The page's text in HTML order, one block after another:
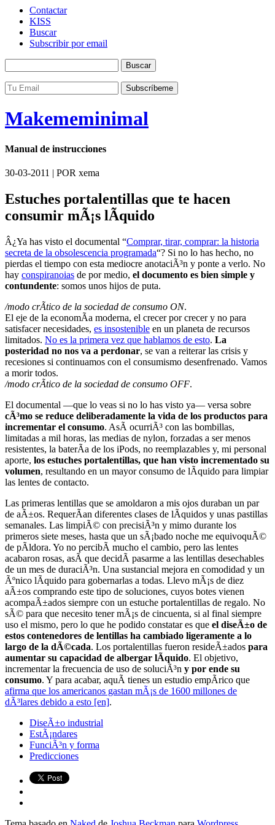
Contactar
KISS
Buscar
Subscribir por email
Makememinimal
Manual de instrucciones
30-03-2011 | POR xema
Estuches portalentillas que te hacen
consumir mÃ¡s lÃ­quido
Â¿Ya has visto el documental “Comprar, tirar, comprar: la historia
secreta de la obsolescencia programada“? Si no lo has hecho, no
pierdas el tiempo con esta mediocre anotaciÃ³n y ponte a verlo. No
hay conspiranoias de por medio, el documento es bien simple y
contundente: somos unos hijos de puta.
/modo crÃ­tico de la sociedad de consumo ON.
El eje de la economÃ­a moderna, el crecer por crecer y no para
satisfacer necesidades, es insostenible en un planeta de recursos
limitados. No es la primera vez que hablamos de esto. La
posteridad no nos va a perdonar, se van a reiterar las crisis y
recesiones si continuamos con el consumismo desenfrenado. Vamos
a morir todos.
/modo crÃ­tico de la sociedad de consumo OFF.
El documental —que lo veas si no lo has visto ya— versa sobre
cÃ³mo se reduce deliberadamente la vida de los productos para
incrementar el consumo. AsÃ­ ocurriÃ³ con las bombillas,
limitadas a mil horas, las medias de nylon, forzadas a ser menos
resistentes, la baterÃ­a de los iPods, no reemplazables y, mi personal
aporte, los estuches portalentillas, que han visto incrementado su
volumen, resultando en un mayor consumo de lÃ­quido para limpiar
las lentes de contacto.
Las primeras lentillas que se amoldaron a mis ojos duraban un par
de aÃ±os. RequerÃ­an diferentes clases de lÃ­quidos y unas pastillas
semanales. Las limpiÃ© con precisiÃ³n y mimo durante los
primeros siete meses, hasta que un sÃ¡bado noche me equivoquÃ©
de pÃ­ldora. Yo no percibÃ­ mucho el cambio, pero las lentes
acabaron rosas, asÃ­ que decidÃ­ pasarme a las lentillas desechables
de un mes de duraciÃ³n. Una sustancial mejora en comodidad y un
Ãºnico lÃ­quido para gobernarlas a todas. Llevo mÃ¡s de diez
aÃ±os comprando este tipo de soluciones, cuyos botes vienen
acompaÃ±ados siempre con un estuche portalentillas de regalo. No
sÃ© para que necesito tener mÃ¡s de cincuenta, si al final siempre
uso el mismo, pero lo que he podido constatar es que el diseÃ±o de
estos contenedores de lentillas ha cambiado ligeramente a lo
largo de la dÃ©cada. Los portalentillas fueron resideÃ±ados para
aumentar su capacidad de albergar lÃ­quido. El objetivo,
incrementar la frecuencia de uso de soluciÃ³n y por ende su
consumo. Y para acabar, aquÃ­ tienes un estudio empÃ­rico que
afirma que los americanos gastan mÃ¡s de 1600 millones de
dÃ³lares debido a esto [en].
DiseÃ±o industrial
EstÃ¡ndares
FunciÃ³n y forma
Predicciones